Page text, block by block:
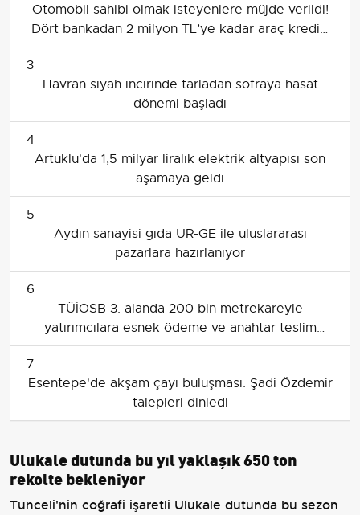
Otomobil sahibi olmak isteyenlere müjde verildi!
Dört bankadan 2 milyon TL’ye kadar araç kredisi
verilecek
3
Havran siyah incirinde tarladan sofraya hasat
dönemi başladı
4
Artuklu'da 1,5 milyar liralık elektrik altyapısı son
aşamaya geldi
5
Aydın sanayisi gıda UR‑GE ile uluslararası
pazarlara hazırlanıyor
6
TÜİOSB 3. alanda 200 bin metrekareyle
yatırımcılara esnek ödeme ve anahtar teslim
fırsatı sunuyor
7
Esentepe'de akşam çayı buluşması: Şadi Özdemir
talepleri dinledi
Ulukale dutunda bu yıl yaklaşık 650 ton
rekolte bekleniyor
Tunceli'nin coğrafi işaretli Ulukale dutunda bu sezon